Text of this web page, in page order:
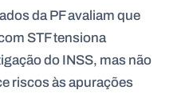
da PF avaliam que
STF tensiona
do INSS, mas não
riscos às apurações